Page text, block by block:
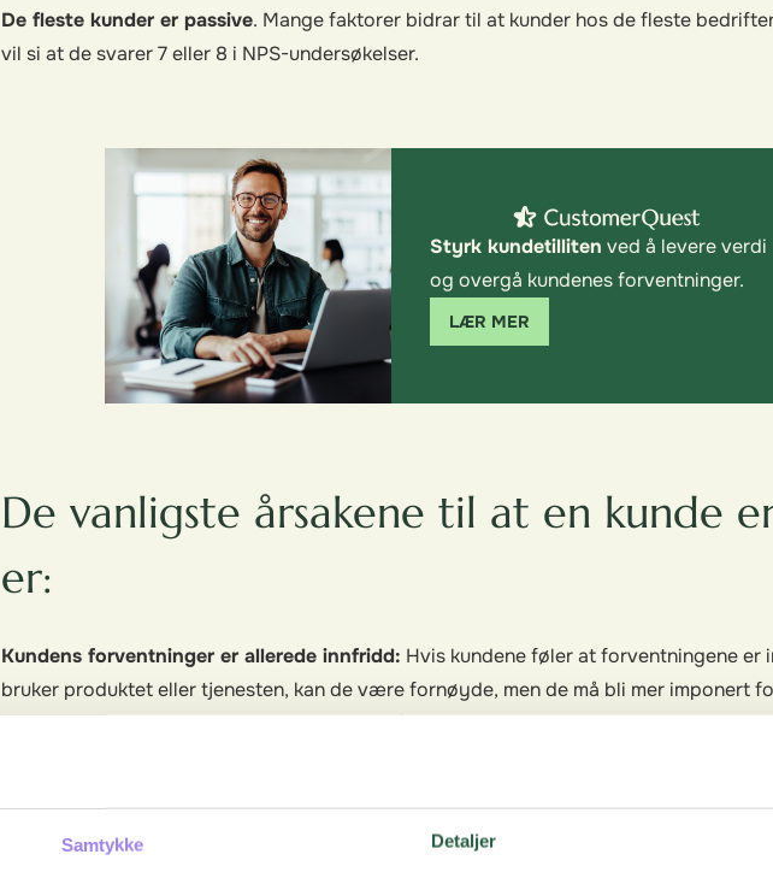
Samtykke Detaljer
De fleste kunder er passive. Mange faktorer bidrar til at kunder hos de fleste
vil si at de svarer 7 eller 8 i NPS-undersøkelser.
Styrk kundetilliten ved å levere verdi
og overgå kundenes forventninger.
LÆR MER
De vanligste årsakene til at en kunde
er:
Kundens forventninger er allerede innfridd: Hvis kundene føler at forventningene er
bruker produktet eller tjenesten, kan de være fornøyde, men de må bli mer imponert
poengsum i NPS-undersøkelsen. De kan også ha hatt en positiv opplevelse, men
trenger mer for å gi høyere poengsummer i undersøkelsen.